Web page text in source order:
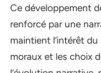
Ce développement
renforcé par une
maintient l’intérêt
moraux et les choix